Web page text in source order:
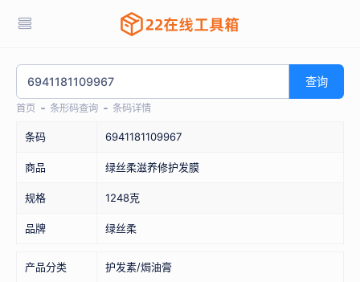
查询
首页 条形码查询 条码详情
条码 6941181109967
商品 绿丝柔滋养修护发膜
规格 1248克
品牌 绿丝柔
产品分类 护发素/焗油膏